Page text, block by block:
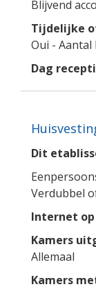
Blijvend
Tijdelijke
Oui - Aantal
Dag
Dit
Verdubbel
Internet
Kamers
Allemaal
Kamers